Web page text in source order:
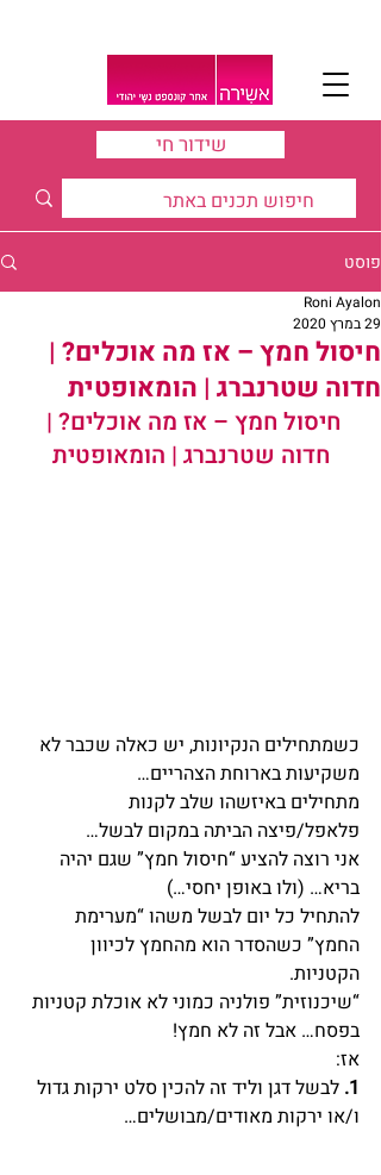
שידור חי
פוסט
חיסול חמץ – אז מה אוכלים? |
חדוה שטרנברג | הומאופטית
Roni Ayalon
29 במרץ 2020
חיסול חמץ – אז מה אוכלים? |
חדוה שטרנברג | הומאופטית
כשמתחילים הנקיונות, יש כאלה שכבר לא
משקיעות בארוחת הצהריים…
מתחילים באיזשהו שלב לקנות
פלאפל/פיצה הביתה במקום לבשל…
אני רוצה להציע “חיסול חמץ” שגם יהיה
בריא… (ולו באופן יחסי…)
להתחיל כל יום לבשל משהו “מערימת
החמץ” כשהסדר הוא מהחמץ לכיוון
הקטניות.
“שיכנוזית” פולניה כמוני לא אוכלת קטניות
בפסח… אבל זה לא חמץ!
אז:
1. לבשל דגן וליד זה להכין סלט ירקות גדול
ו/או ירקות מאודים/מבושלים…